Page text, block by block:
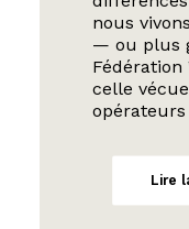
nous
— ou plus
celle
Lire